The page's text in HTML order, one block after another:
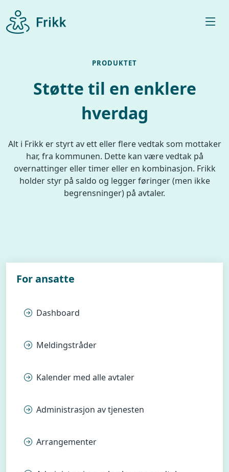
PRODUKTET
Støtte til en enklere
hverdag
Alt i Frikk er styrt av ett eller flere vedtak som mottaker
har, fra kommunen. Dette kan være vedtak på
overnattinger eller timer eller en kombinasjon. Frikk
holder styr på saldo og legger føringer (men ikke
begrensninger) på avtaler.
For ansatte
Dashboard
Meldingstråder
Kalender med alle avtaler
Administrasjon av tjenesten
Arrangementer